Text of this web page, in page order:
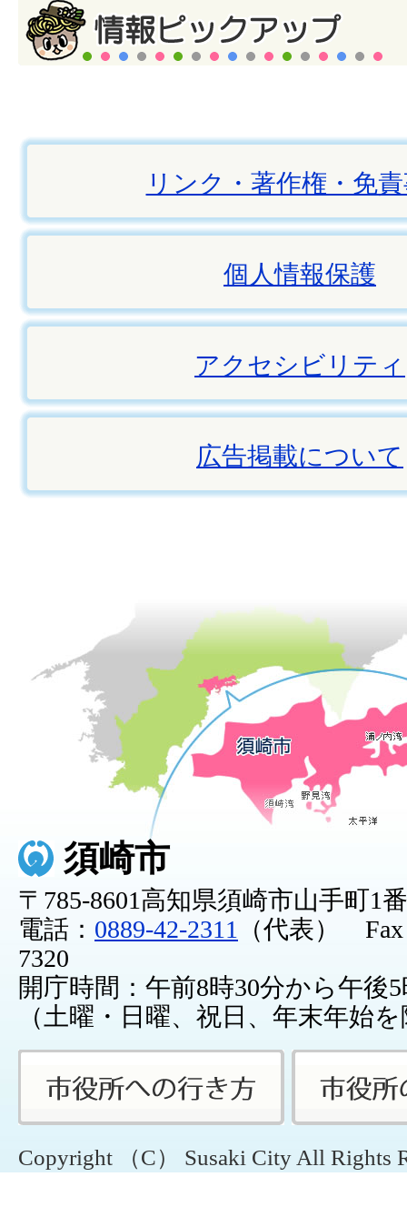
リンク・著作権・免
個人情報保護
アクセシビリティ
広告掲載について
須崎市
〒785-8601高知県須崎市山手町1
電話： 0889-42-2311
（代表） Fax
7320
開庁時間：午前8時30分から午後
（土曜・日曜、祝日、年末年始
Copyright （C） Susaki City All Rights